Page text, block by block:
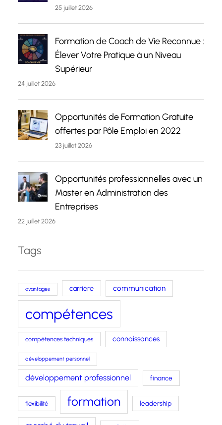
25 juillet 2026
Formation de Coach de Vie Reconnue :
Élever Votre Pratique à un Niveau
Supérieur
24 juillet 2026
Opportunités de Formation Gratuite
offertes par Pôle Emploi en 2022
23 juillet 2026
Opportunités professionnelles avec un
Master en Administration des
Entreprises
22 juillet 2026
Tags
avantages carrière communication
compétences
compétences techniques connaissances
développement personnel
développement professionnel finance
flexibilité formation leadership